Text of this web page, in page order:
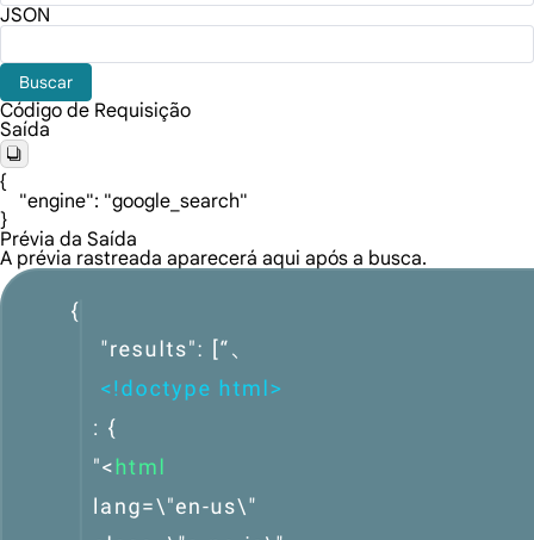
JSON
Buscar
Código de Requisição
Saída
{
    "engine": "google_search"
}
Prévia da Saída
A prévia rastreada aparecerá aqui após a busca.